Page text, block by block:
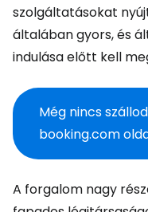
szolgáltatásokat
általában gyors, és
indulása előtt kell
Még nincs
booking.com
A forgalom nagy